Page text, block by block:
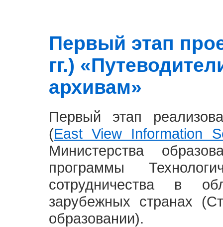
Первый этап
гг.)
архивам»
Первый этап
(East View Information
Министерства
программы
сотрудничества в
зарубежных странах
образовании).